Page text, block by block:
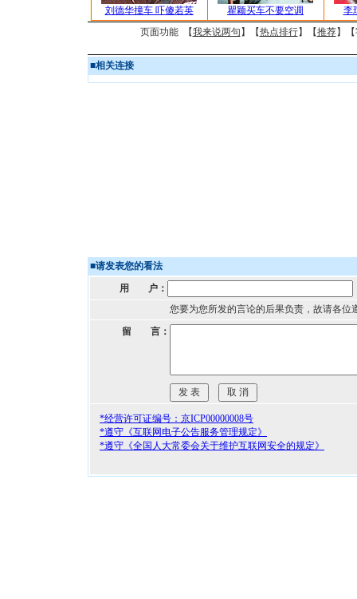
刘德华撞车 吓傻若英 瞿颖买车不要空调
李
页面功能 【我来说两句 】【热点排行】【推荐】【
■相关连接
■请发表您的看法
用 户：
您要为您所发的言论的后果负责，故请各位
留 言：
*经营许可证编号：京ICP00000008号
*遵守《互联网电子公告服务管理规定》
*遵守《全国人大常委会关于维护互联网安全的规定》